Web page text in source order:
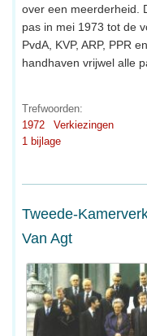
over een meerderheid.
pas in mei 1973 tot de
PvdA, KVP, ARP, PPR
handhaven vrijwel alle
Trefwoorden:
1972
Verkiezingen
1 bijlage
Tweede-
Van Agt